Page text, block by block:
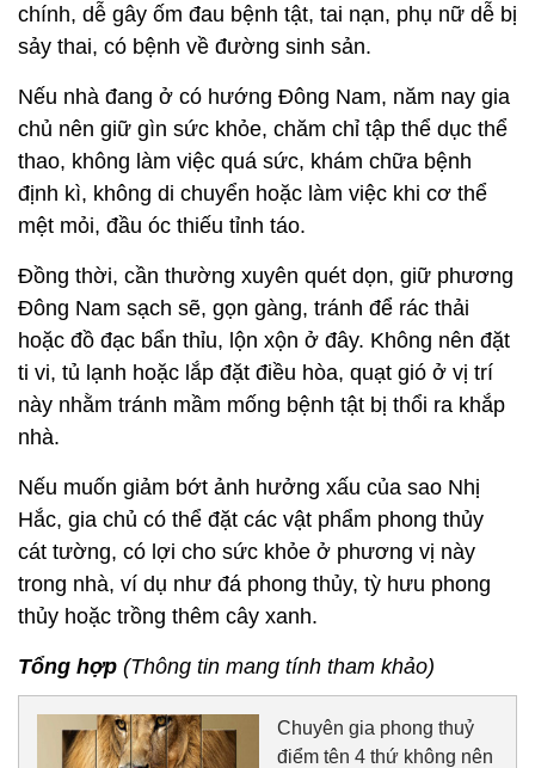
chính, dễ gây ốm đau bệnh tật, tai nạn, phụ nữ dễ bị
sảy thai, có bệnh về đường sinh sản.
Nếu nhà đang ở có hướng Đông Nam, năm nay gia
chủ nên giữ gìn sức khỏe, chăm chỉ tập thể dục thể
thao, không làm việc quá sức, khám chữa bệnh
định kì, không di chuyển hoặc làm việc khi cơ thể
mệt mỏi, đầu óc thiếu tỉnh táo.
Đồng thời, cần thường xuyên quét dọn, giữ phương
Đông Nam sạch sẽ, gọn gàng, tránh để rác thải
hoặc đồ đạc bẩn thỉu, lộn xộn ở đây. Không nên đặt
ti vi, tủ lạnh hoặc lắp đặt điều hòa, quạt gió ở vị trí
này nhằm tránh mầm mống bệnh tật bị thổi ra khắp
nhà.
Nếu muốn giảm bớt ảnh hưởng xấu của sao Nhị
Hắc, gia chủ có thể đặt các vật phẩm phong thủy
cát tường, có lợi cho sức khỏe ở phương vị này
trong nhà, ví dụ như đá phong thủy, tỳ hưu phong
thủy hoặc trồng thêm cây xanh.
Tổng hợp (Thông tin mang tính tham khảo)
Chuyên gia phong thuỷ
điểm tên 4 thứ không nên